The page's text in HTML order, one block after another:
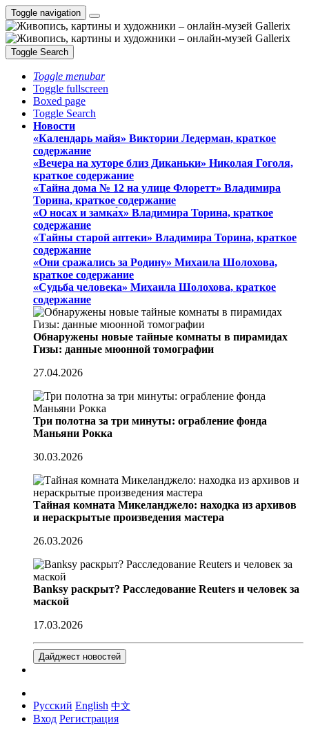
Toggle navigation
Toggle Search
Toggle menubar
Toggle fullscreen
Boxed page
Toggle Search
Новости
«Календарь майя» Виктории Ледерман, краткое
содержание
«Вечера на хуторе близ Диканьки» Николая Гоголя,
краткое содержание
«Тайна дома № 12 на улице Флоретт» Владимира
Торина, краткое содержание
«О носах и замка́х» Владимира Торина, краткое
содержание
«Тайны старой аптеки» Владимира Торина, краткое
содержание
«Они сражались за Родину» Михаила Шолохова,
краткое содержание
«Судьба человека» Михаила Шолохова, краткое
содержание
Обнаружены новые тайные комнаты в пирамидах
Гизы: данные мюонной томографии
27.04.2026
Три полотна за три минуты: ограбление фонда
Маньяни Рокка
30.03.2026
Тайная комната Микеланджело: находка из архивов
и нераскрытые произведения мастера
26.03.2026
Banksy раскрыт? Расследование Reuters и человек за
маской
17.03.2026
Дайджест новостей
Русский English 中文
Вход Регистрация